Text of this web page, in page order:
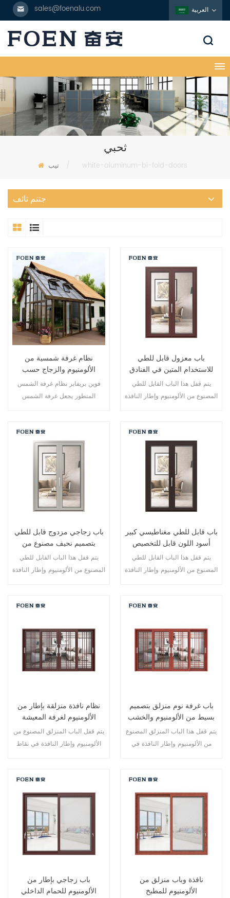
sales@foenalu.com العربية
ثحبي
تيب / white-aluminum-bi-fold-doors
جتنم تائف
نظام غرفة شمسية من
الألومنيوم والزجاج حسب
الطلب
فوين بريفابر نظام غرفة الشمس
المتطور يجعل غرفة الشمس
باب معزول قابل للطي
للاستخدام المتين في الفنادق
المطلة على البحر
يتم قفل هذا الباب القابل للطي
المصنوع من الألومنيوم وإطار النافذة
مختلفة من الأبواب لتلبية الاحتياجات
باب زجاجي مزدوج قابل للطي
بتصميم نحيف مصنوع من
الألومنيوم
يتم قفل هذا الباب القابل للطي
المصنوع من الألومنيوم وإطار النافذة
مختلفة من الأبواب لتلبية الاحتياجات
باب قابل للطي مغناطيسي كبير
أسود اللون قابل للتخصيص
للاستخدام المتين
يتم قفل هذا الباب القابل للطي
المصنوع من الألومنيوم وإطار النافذة
مختلفة من الأبواب لتلبية الاحتياجات
نظام نافذة منزلقة بإطار من
الألومنيوم لغرفة المعيشة
بطباعة خشبية
يتم قفل الباب المنزلق المصنوع من
الألومنيوم وإطار النافذة في نقاط
الأبواب لتلبية الاحتياجات المعمارية
المختلفة.
باب غرفة نوم منزلق بتصميم
بسيط من الألومنيوم والخشب
يتم قفل هذا الباب المنزلق المصنوع
من الألومنيوم وإطار النافذة في
أنواع مختلفة من الأبواب لتلبية
باب زجاجي بإطار من
الألومنيوم للحمام الداخلي
نافذة وباب منزلق من
الألومنيوم للمطبخ